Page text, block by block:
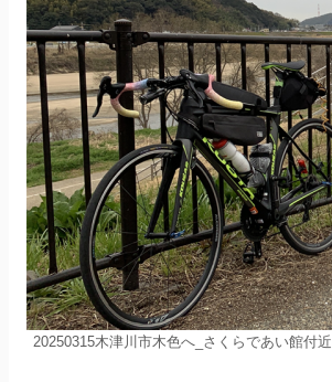
20250315木津川市木色へ_さくらであい館付近